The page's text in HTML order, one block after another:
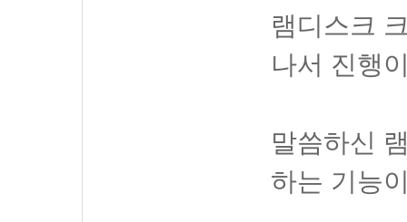
램디스크
나서 진행
말씀하신
하는 기능